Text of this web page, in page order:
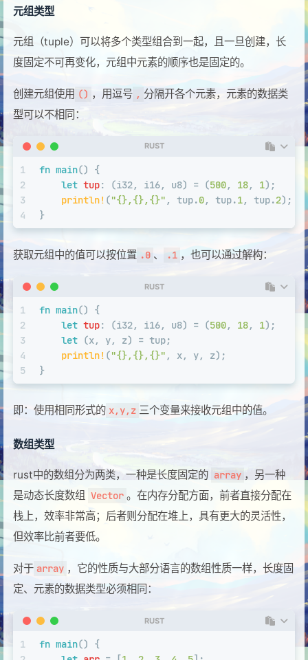
元组类型
元组（tuple）可以将多个类型组合到一起，且一旦创建，长
度固定不可再变化，元组中元素的顺序也是固定的。
创建元组使用 () ，用逗号 , 分隔开各个元素，元素的数据类
型可以不相同：
RUST
1
2
3
4
fn main() {
let tup: (i32, i16, u8) = (500, 18, 1);
println! ("{},{},{}" , tup.0, tup.1, tup.2);
}
获取元组中的值可以按位置 .0 、 .1 ，也可以通过解构：
RUST
1
2
3
4
5
fn main() {
let tup: (i32, i16, u8) = (500, 18, 1);
let (x, y, z) = tup;
println! ("{},{},{}" , x, y, z);
}
即：使用相同形式的 x,y,z 三个变量来接收元组中的值。
数组类型
rust中的数组分为两类，一种是长度固定的 array ，另一种
是动态长度数组 Vector 。在内存分配方面，前者直接分配在
栈上，效率非常高；后者则分配在堆上，具有更大的灵活性，
但效率比前者要低。
对于 array ，它的性质与大部分语言的数组性质一样，长度固
定、元素的数据类型必须相同：
RUST
1
fn main() {